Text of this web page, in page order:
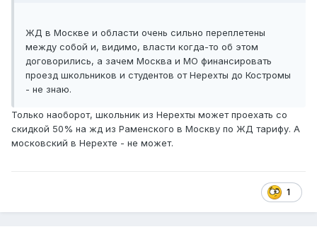
ЖД в Москве и области очень сильно переплетены
между собой и, видимо, власти когда-то об этом
договорились, а зачем Москва и МО финансировать
проезд школьников и студентов от Нерехты до Костромы
- не знаю.
Только наоборот, школьник из Нерехты может проехать со
скидкой 50% на жд из Раменского в Москву по ЖД тарифу. А
московский в Нерехте - не может.
1